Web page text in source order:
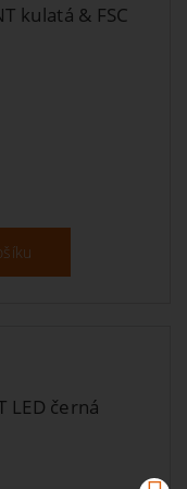
kulatá & FSC
LED černá